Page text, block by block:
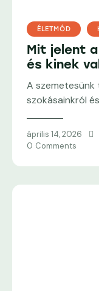
ÉLETMÓD
Mit jelent
és kinek
A szemetesünk
szokásainkról
április 14, 2026
0 Comments